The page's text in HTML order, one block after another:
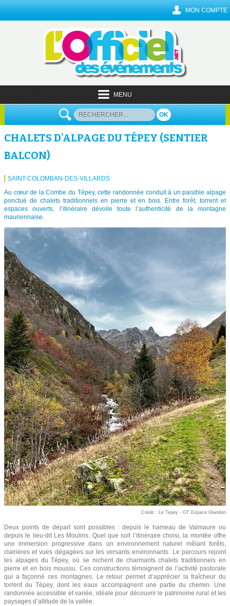
MON COMPTE
MENU
OK
CHALETS D'ALPAGE DU TÉPEY (SENTIER
BALCON)
SAINT-COLOMBAN-DES-VILLARDS
Au cœur de la Combe du Tépey, cette randonnée conduit à un paisible alpage
ponctué de chalets traditionnels en pierre et en bois. Entre forêt, torrent et
espaces ouverts, l’itinéraire dévoile toute l’authenticité de la montagne
mauriennaise.
Crédit : Le Tepey - OT Espace Glandon
Deux points de départ sont possibles : depuis le hameau de Valmaure ou
depuis le lieu-dit Les Moulins. Quel que soit l’itinéraire choisi, la montée offre
une immersion progressive dans un environnement naturel mêlant forêts,
clairières et vues dégagées sur les versants environnants. Le parcours rejoint
les alpages du Tépey, où se nichent de charmants chalets traditionnels en
pierre et en bois moussu. Ces constructions témoignent de l’activité pastorale
qui a façonné ces montagnes. Le retour permet d’apprécier la fraîcheur du
torrent du Tépey, dont les eaux accompagnent une partie du chemin. Une
randonnée accessible et variée, idéale pour découvrir le patrimoine rural et les
paysages d’altitude de la vallée.